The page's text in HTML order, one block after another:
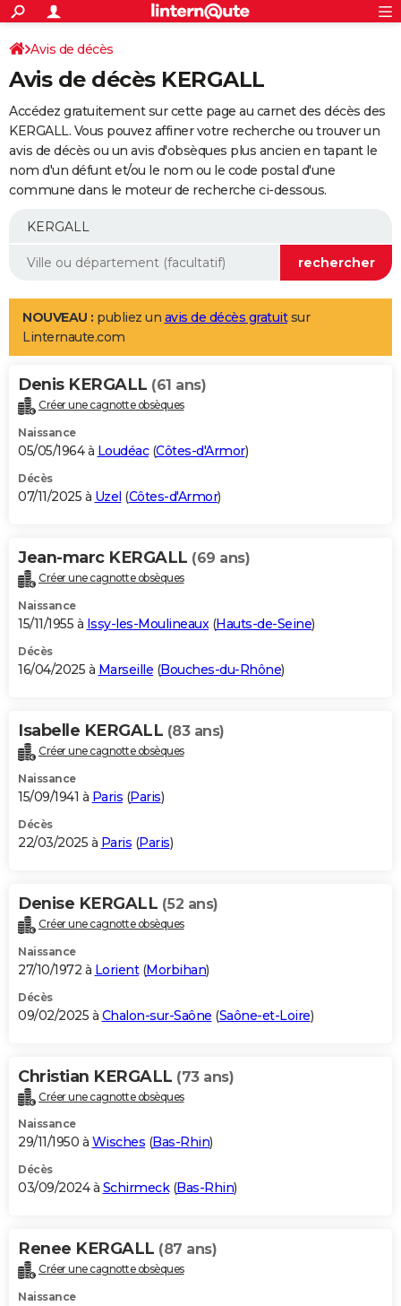
ACTUALITÉS
Politique
Société
Faits Divers
Education
Monde
Villes
+
SPORT
Coupe du monde 2026
Football
Tennis
Cyclisme
Rugby
Forum
Programme TV
TNT
Streaming
Cinéma
Sorties cinéma
Musique
+
FINANCE
Retraite
Epargne
Immobilier
Risques naturels par ville
Banque
Assurance
AUTO
Essais
Réserver un essai
Citadines
Berlines
SUV
Forum auto
+
Mobiles
Meilleur smartphone
Internet
Ordinateurs
Jeux vidéo
Guide high-tech
Aménagement intérieur
LIFESTYLE
Art de vivre
Bien-être
Loisirs
Mode
Modes de vie
Alimentation
Guide de la santé
Maladies
Médicaments
Sommeil
VOYAGE
Destinations
City break
Voyage nature
Voyage de noces
Forum
Climat
+PHOTO
GUIDES D'ACHAT
BONS PLANS
Carte de Noël
Carte Bonne année
Carte Saint-Valentin
Carte Pâques
Carte d'anniversaire
DICTIONNAIRE
Dictionnaire
Biographies
Citations
Expressions
Proverbes
PROGRAMME TV
S'inscrire
Se connecter
Lycées
Collèges
Primaires
Universités
Entreprises
Service militaire
Avis de recherche
AVIS DE DÉCÈS
Bricolage
Lifestyle
Culture
Sport
Auto
Television
Voyage
Cinema
Avis de décès
Avis de décès KERGALL
Accédez gratuitement sur cette page au carnet des décès des
KERGALL. Vous pouvez affiner votre recherche ou trouver un
avis de décès ou un avis d'obsèques plus ancien en tapant le
nom d'un défunt et/ou le nom ou le code postal d'une
commune dans le moteur de recherche ci-dessous.
NOUVEAU : publiez un avis de décès gratuitsur
Linternaute.com
Denis KERGALL (61 ans)
Créer une cagnotte obsèques
Naissance
05/05/1964 à Loudéac(Côtes-d'Armor)
Décès
07/11/2025 à Uzel (Côtes-d'Armor)
Jean-marc KERGALL (69 ans)
Créer une cagnotte obsèques
Naissance
15/11/1955 à Issy-les-Moulineaux(Hauts-de-Seine)
Décès
16/04/2025 à Marseille (Bouches-du-Rhône)
Isabelle KERGALL (83 ans)
Créer une cagnotte obsèques
Naissance
15/09/1941 à Paris (Paris)
Décès
22/03/2025 à Paris (Paris)
Denise KERGALL (52 ans)
Créer une cagnotte obsèques
Naissance
27/10/1972 à Lorient(Morbihan)
Décès
09/02/2025 à Chalon-sur-Saône (Saône-et-Loire)
Christian KERGALL (73 ans)
Créer une cagnotte obsèques
Naissance
29/11/1950 à Wisches (Bas-Rhin)
Décès
03/09/2024 à Schirmeck(Bas-Rhin)
Renee KERGALL (87 ans)
Créer une cagnotte obsèques
Naissance